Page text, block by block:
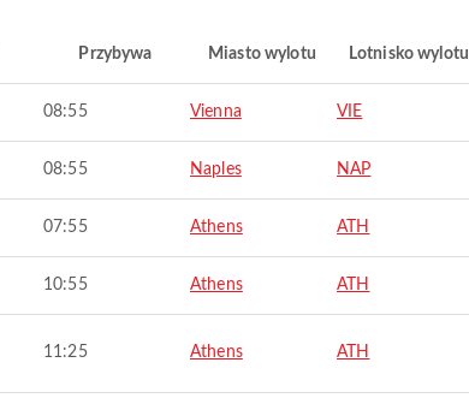
Przybywa Miasto wylotu Lotnisko wylotu
08:55 Vienna VIE
08:55 Naples NAP
07:55 Athens ATH
10:55 Athens ATH
11:25 Athens ATH